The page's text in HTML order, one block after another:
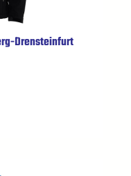
Drensteinfurt